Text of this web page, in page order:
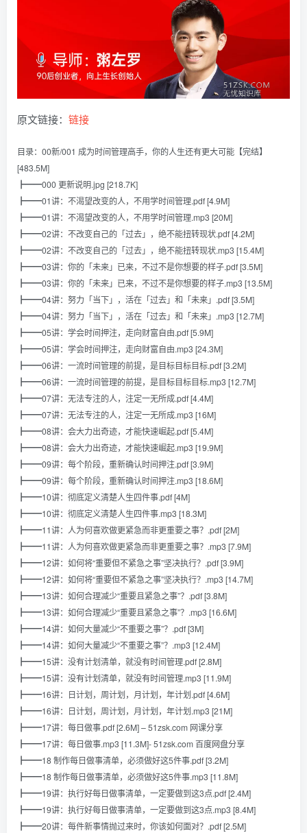
原文链接： 链接
目录：00新/001 成为时间管理高手，你的人生还有更大可能【完结】
[483.5M]
┣━━000 更新说明.jpg [218.7K]
┣━━01讲：不渴望改变的人，不用学时间管理.pdf [4.9M]
┣━━01讲：不渴望改变的人，不用学时间管理.mp3 [20M]
┣━━02讲：不改变自己的「过去」，绝不能扭转现状.pdf [4.2M]
┣━━02讲：不改变自己的「过去」，绝不能扭转现状.mp3 [15.4M]
┣━━03讲：你的「未来」已来，不过不是你想要的样子.pdf [3.5M]
┣━━03讲：你的「未来」已来，不过不是你想要的样子.mp3 [13.5M]
┣━━04讲：努力「当下」，活在「过去」和「未来」.pdf [3.5M]
┣━━04讲：努力「当下」，活在「过去」和「未来」.mp3 [12.7M]
┣━━05讲：学会时间押注，走向财富自由.pdf [5.9M]
┣━━05讲：学会时间押注，走向财富自由.mp3 [24.3M]
┣━━06讲：一流时间管理的前提，是目标目标目标.pdf [3.2M]
┣━━06讲：一流时间管理的前提，是目标目标目标.mp3 [12.7M]
┣━━07讲：无法专注的人，注定一无所成.pdf [4.4M]
┣━━07讲：无法专注的人，注定一无所成.mp3 [16M]
┣━━08讲：会大力出奇迹，才能快速崛起.pdf [5.4M]
┣━━08讲：会大力出奇迹，才能快速崛起.mp3 [19.9M]
┣━━09讲：每个阶段，重新确认时间押注.pdf [3.9M]
┣━━09讲：每个阶段，重新确认时间押注.mp3 [18.6M]
┣━━10讲：彻底定义清楚人生四件事.pdf [4M]
┣━━10讲：彻底定义清楚人生四件事.mp3 [18.3M]
┣━━11讲：人为何喜欢做更紧急而非更重要之事？.pdf [2M]
┣━━11讲：人为何喜欢做更紧急而非更重要之事？.mp3 [7.9M]
┣━━12讲：如何将“重要但不紧急之事”坚决执行？.pdf [3.9M]
┣━━12讲：如何将“重要但不紧急之事”坚决执行？.mp3 [14.7M]
┣━━13讲：如何合理减少“重要且紧急之事”？.pdf [3.8M]
┣━━13讲：如何合理减少“重要且紧急之事”？.mp3 [16.6M]
┣━━14讲：如何大量减少“不重要之事”？.pdf [3M]
┣━━14讲：如何大量减少“不重要之事”？.mp3 [12.4M]
┣━━15讲：没有计划清单，就没有时间管理.pdf [2.8M]
┣━━15讲：没有计划清单，就没有时间管理.mp3 [11.9M]
┣━━16讲：日计划，周计划，月计划，年计划.pdf [4.6M]
┣━━16讲：日计划，周计划，月计划，年计划.mp3 [21M]
┣━━17讲：每日做事.pdf [2.6M] – 51zsk.com 网课分享
┣━━17讲：每日做事.mp3 [11.3M]- 51zsk.com 百度网盘分享
┣━━18 制作每日做事清单，必须做好这5件事.pdf [3.2M]
┣━━18 制作每日做事清单，必须做好这5件事.mp3 [11.8M]
┣━━19讲：执行好每日做事清单，一定要做到这3点.pdf [2.4M]
┣━━19讲：执行好每日做事清单，一定要做到这3点.mp3 [8.4M]
┣━━20讲：每件新事情抛过来时，你该如何面对？.pdf [2.5M]